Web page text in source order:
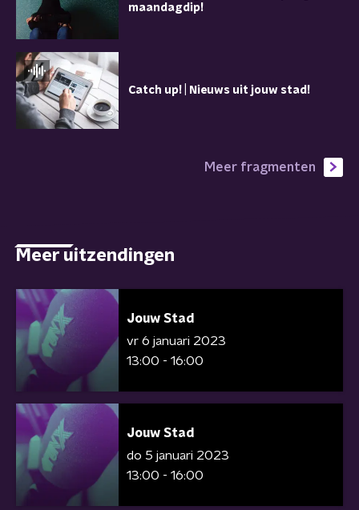
maandagdip!
Catch up! | Nieuws uit jouw stad!
Meer fragmenten
Meer uitzendingen
Jouw Stad
vr 6 januari 2023
13:00 - 16:00
Jouw Stad
do 5 januari 2023
13:00 - 16:00